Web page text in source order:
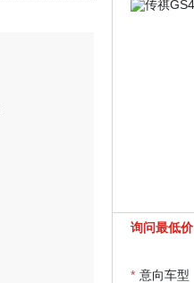
询问最低价
* 意向车型